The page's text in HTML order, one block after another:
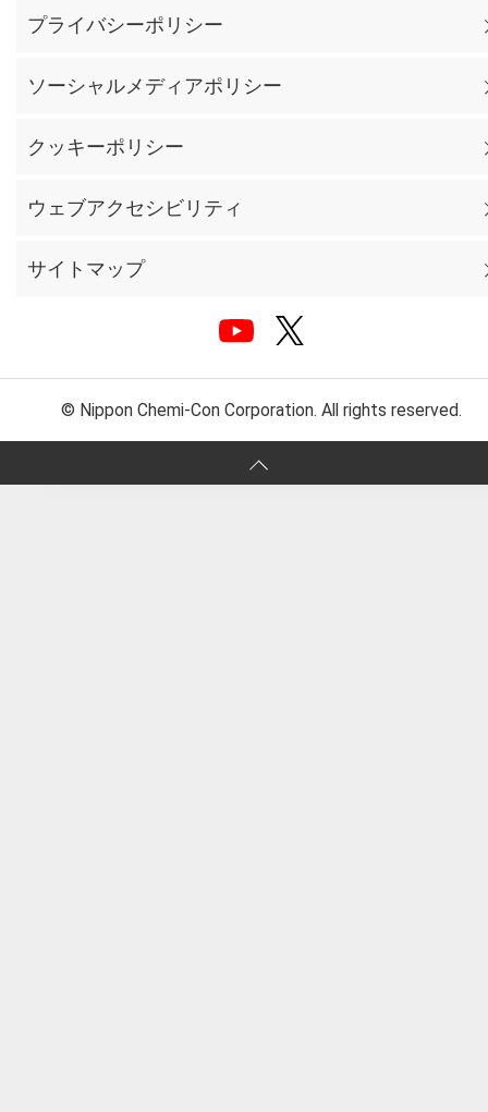
プライバシーポリシー
ソーシャルメディアポリシー
クッキーポリシー
ウェブアクセシビリティ
サイトマップ
© Nippon Chemi-Con Corporation. All rights reserved.